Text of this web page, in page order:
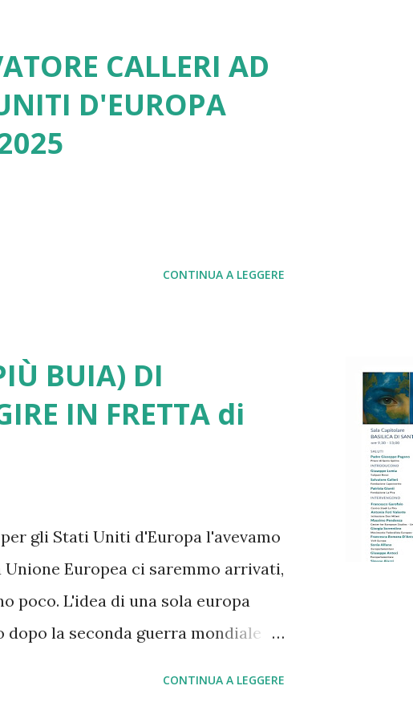
CALLERI AD
D'EUROPA
CONTINUA A LEGGERE
BUIA) DI
IN FRETTA di
gli Stati Uniti d'Europa l'avevamo
Europea ci saremmo arrivati,
poco. L'idea di una sola europa
la seconda guerra mondiale
CONTINUA A LEGGERE